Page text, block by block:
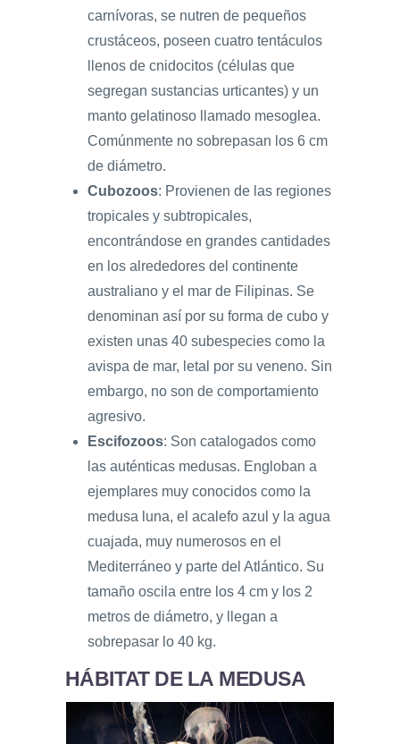
carnívoras, se nutren de pequeños
crustáceos, poseen cuatro tentáculos
llenos de cnidocitos (células que
segregan sustancias urticantes) y un
manto gelatinoso llamado mesoglea.
Comúnmente no sobrepasan los 6 cm
de diámetro.
Cubozoos: Provienen de las regiones
tropicales y subtropicales,
encontrándose en grandes cantidades
en los alrededores del continente
australiano y el mar de Filipinas. Se
denominan así por su forma de cubo y
existen unas 40 subespecies como la
avispa de mar, letal por su veneno. Sin
embargo, no son de comportamiento
agresivo.
Escifozoos: Son catalogados como
las auténticas medusas. Engloban a
ejemplares muy conocidos como la
medusa luna, el acalefo azul y la agua
cuajada, muy numerosos en el
Mediterráneo y parte del Atlántico. Su
tamaño oscila entre los 4 cm y los 2
metros de diámetro, y llegan a
sobrepasar lo 40 kg.
HÁBITAT DE LA MEDUSA